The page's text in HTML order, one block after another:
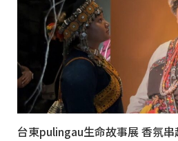
台東pulingau生命故事展 香氛